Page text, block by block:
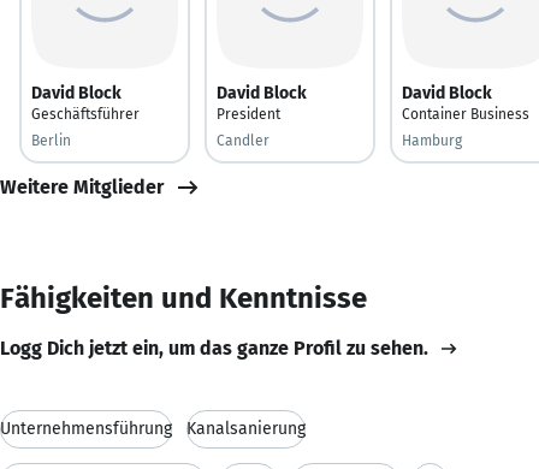
David Block
Geschäftsführer
Berlin
David Block
President
Candler
David Block
Container Business
Hamburg
Weitere Mitglieder
Fähigkeiten und Kenntnisse
Logg Dich jetzt ein, um das ganze Profil zu sehen.
Unternehmensführung Kanalsanierung